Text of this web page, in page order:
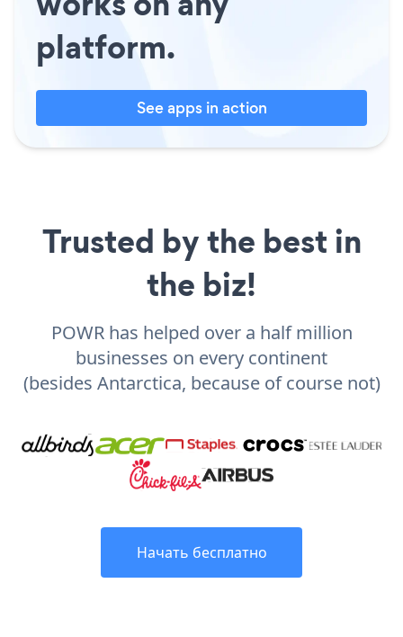
platform.
See apps in action
Trusted by the best in
the biz!
POWR has helped over a half million
businesses on every continent
(besides Antarctica, because of course not)
Начать бесплатно